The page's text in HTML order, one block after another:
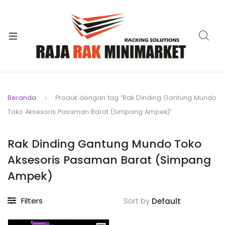
Beranda
Produk dengan tag “Rak Dinding Gantung Mundo
Toko Aksesoris Pasaman Barat (Simpang Ampek)”
Rak Dinding Gantung Mundo Toko
Aksesoris Pasaman Barat (Simpang
Ampek)
Filters Sort by